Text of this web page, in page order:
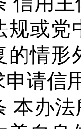
规或党
的情形
申请信
本办法